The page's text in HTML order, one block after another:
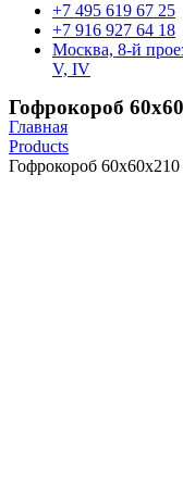
+7 495 619 67 25
+7 916 927 64 18
Москва, 8-й
V, IV
Гофрокороб
Главная
Products
Гофрокороб